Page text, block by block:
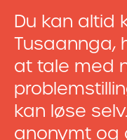
Du kan altid
Tusaannga,
at tale med
kan løse
anonymt og